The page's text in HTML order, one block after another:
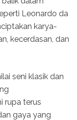
Leonardo da
karya-
kecerdasan, dan
seni klasik dan
rupa terus
gaya yang